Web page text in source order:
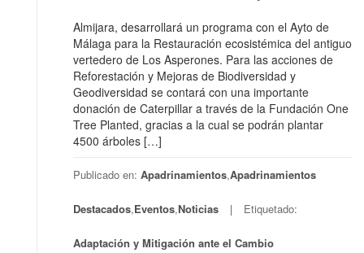
Almijara, desarrollará un programa con el Ayto de
Málaga para la Restauración ecosistémica del antiguo
vertedero de Los Asperones. Para las acciones de
Reforestación y Mejoras de Biodiversidad y
Geodiversidad se contará con una importante
donación de Caterpillar a través de la Fundación One
Tree Planted, gracias a la cual se podrán plantar
4500 árboles […]
Publicado en: Apadrinamientos,Apadrinamientos
Destacados,Eventos,Noticias Etiquetado:
Adaptación y Mitigación ante el Cambio